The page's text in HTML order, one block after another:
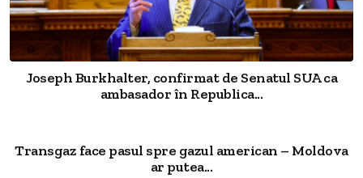
Joseph Burkhalter, confirmat de Senatul SUA ca
ambasador în Republica...
Transgaz face pasul spre gazul american – Moldova
ar putea...